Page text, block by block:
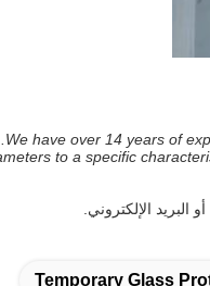
We have over 14 years of
to a specific
الإلكتروني.
Temporary Glass